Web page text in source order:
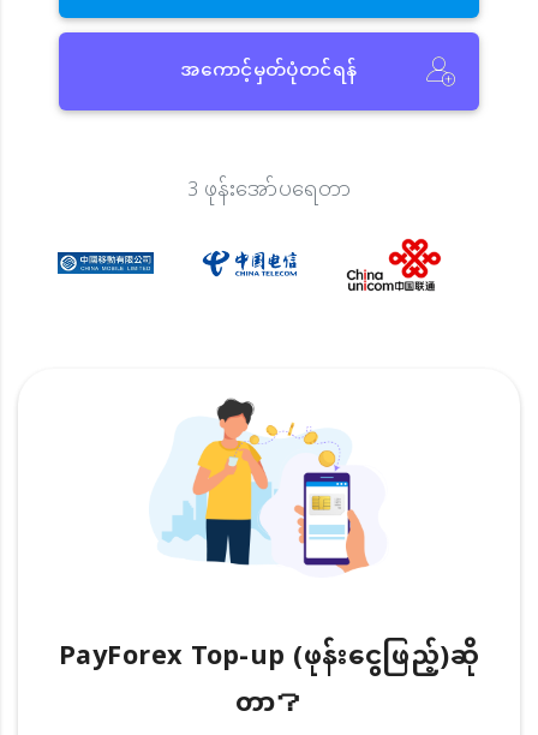
အကောင့်မှတ်ပုံတင်ရန်
3 ဖုန်းအော်ပရေတာ
PayForex Top-up (ဖုန်းငွေဖြည့်)ဆို
တာ？